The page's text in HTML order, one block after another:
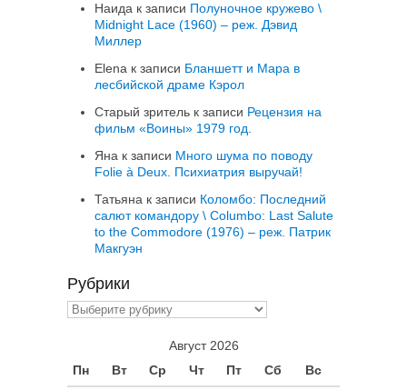
Наида к записи Полуночное кружево \
Midnight Lace (1960) – реж. Дэвид
Миллер
Elena к записи Бланшетт и Мара в
лесбийской драме Кэрол
Старый зритель к записи Рецензия на
фильм «Воины» 1979 год.
Яна к записи Много шума по поводу
Folie à Deux. Психиатрия выручай!
Татьяна к записи Коломбо: Последний
салют командору \ Columbo: Last Salute
to the Commodore (1976) – реж. Патрик
Макгуэн
Рубрики
Рубрики
Август 2026
Пн
Вт Ср Чт Пт Сб Вс